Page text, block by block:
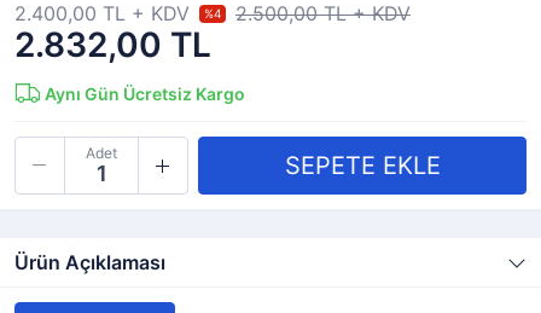
2.832,00 TL
2.400,00 TL + KDV %4 2.500,00 TL + KDV
Aynı Gün Ücretsiz Kargo
Adet
Ürün Açıklaması